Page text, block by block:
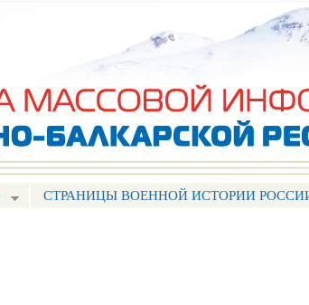
СТРАНИЦЫ ВОЕННОЙ ИСТОРИИ